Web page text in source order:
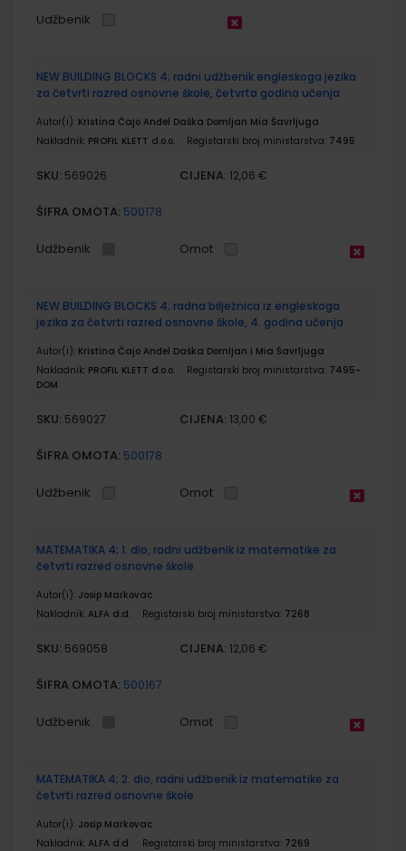
Udžbenik
NEW BUILDING BLOCKS 4; radni udžbenik engleskoga jezika
za četvrti razred osnovne škole, četvrta godina učenja
Autor(i): Kristina Čajo Anđel Daška Domljan Mia Šavrljuga
Nakladnik: PROFIL KLETT d.o.o. Registarski broj ministarstva: 7495
SKU: 569026 CIJENA: 12,06 €
ŠIFRA OMOTA: 500178
Udžbenik Omot
NEW BUILDING BLOCKS 4; radna bilježnica iz engleskoga
jezika za četvrti razred osnovne škole, 4. godina učenja
Autor(i): Kristina Čajo Anđel Daška Domljan i Mia Šavrljuga
Nakladnik: PROFIL KLETT d.o.o. Registarski broj ministarstva: 7495-
DOM
SKU: 569027 CIJENA: 13,00 €
ŠIFRA OMOTA: 500178
Udžbenik Omot
MATEMATIKA 4; 1. dio, radni udžbenik iz matematike za
četvrti razred osnovne škole
Autor(i): Josip Markovac
Nakladnik: ALFA d.d. Registarski broj ministarstva: 7268
SKU: 569058 CIJENA: 12,06 €
ŠIFRA OMOTA: 500167
Udžbenik Omot
MATEMATIKA 4; 2. dio, radni udžbenik iz matematike za
četvrti razred osnovne škole
Autor(i): Josip Markovac
Nakladnik: ALFA d.d. Registarski broj ministarstva: 7269